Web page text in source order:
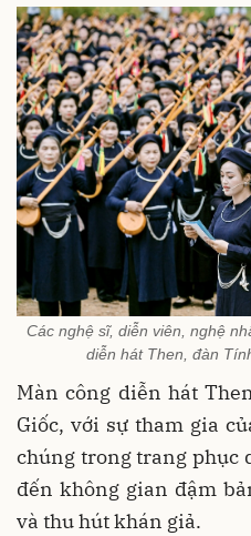
Các nghệ sĩ, diễn viên, nghệ
diễn hát Then, đàn
Màn công diễn hát
Giốc, với sự tham gia
chúng trong trang phục
đến không gian đậm
và thu hút khán giả.